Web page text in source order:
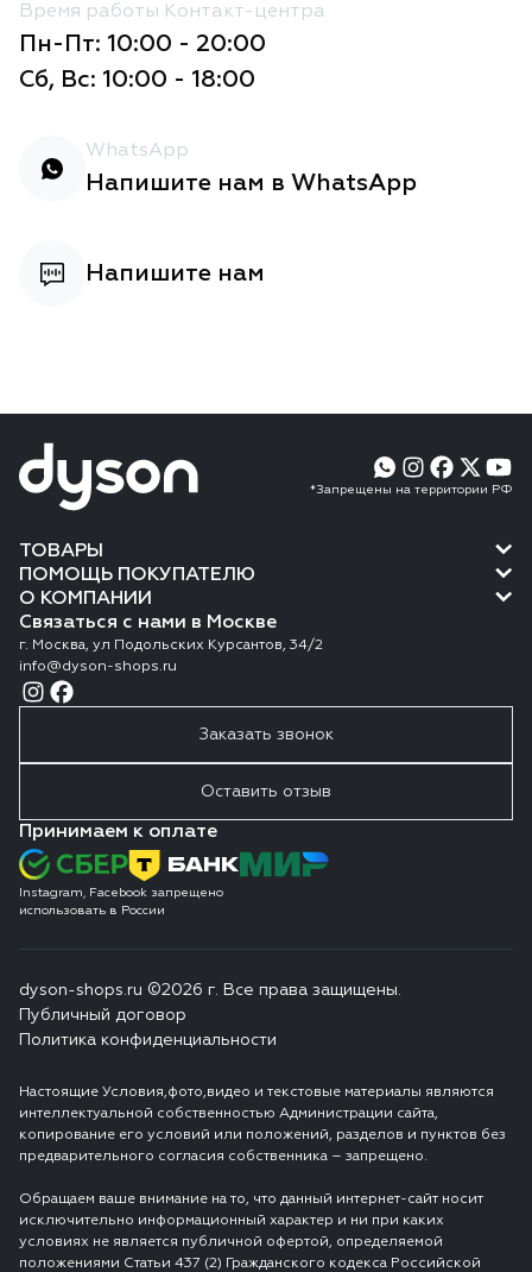
Время работы Контакт-центра
Пн-Пт: 10:00 - 20:00
Сб, Вс: 10:00 - 18:00
WhatsApp
Напишите нам в WhatsApp
Напишите нам
*Запрещены на территории РФ
ТОВАРЫ
ПОМОЩЬ ПОКУПАТЕЛЮ
О КОМПАНИИ
Связаться с нами в Москве
г. Москва, ул Подольских Курсантов, 34/2
info@dyson-shops.ru
Заказать звонок
Оставить отзыв
Принимаем к оплате
Instagram, Facebook запрещено
использовать в России
dyson-shops.ru ©2026 г. Все права защищены.
Публичный договор
Политика конфиденциальности
Настоящие Условия,фото,видео и текстовые материалы являются
интеллектуальной собственностью Администрации сайта,
копирование его условий или положений, разделов и пунктов без
предварительного согласия собственника – запрещено.
Обращаем ваше внимание на то, что данный интернет-сайт носит
исключительно информационный характер и ни при каких
условиях не является публичной офертой, определяемой
положениями Статьи 437 (2) Гражданского кодекса Российской